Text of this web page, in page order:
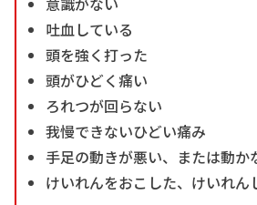
吐血している
頭を強く打った
頭がひどく痛い
ろれつが回らない
我慢できないひどい痛み
手足の動きが悪い、または動か
けいれんをおこした、けいれん